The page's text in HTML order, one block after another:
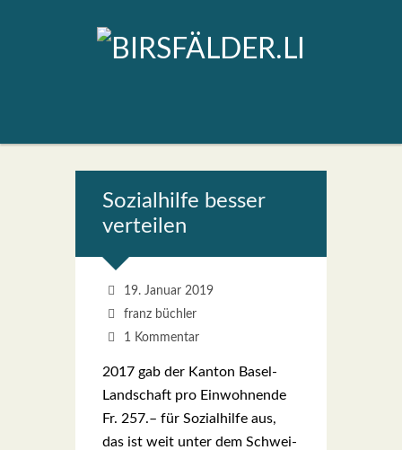
Sozi­al­hil­fe bes­ser
ver­tei­len
19. Januar 2019
franz büchler
1 Kommentar
2017 gab der Kan­ton Basel-
Land­schaft pro Ein­woh­nen­de
Fr. 257.– für Sozi­al­hil­fe aus,
das ist weit unter dem Schwei­